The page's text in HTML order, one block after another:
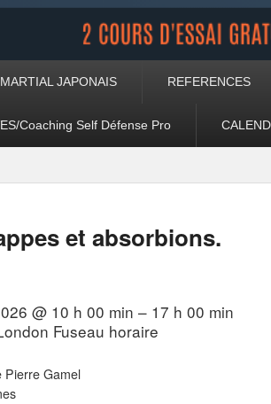
JAPONAIS REFERENCES
Coaching Self Défense Pro
et absorbions.
@ 10 h 00 min – 17 h 00 min
Fuseau horaire
Pierre Gamel